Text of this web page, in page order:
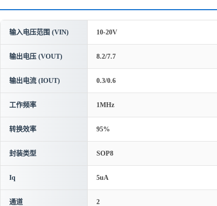
输入电压范围 (VIN) 10-20V
输出电压 (VOUT) 8.2/7.7
输出电流 (IOUT) 0.3/0.6
工作频率 1MHz
转换效率 95%
封装类型 SOP8
Iq 5uA
通道 2